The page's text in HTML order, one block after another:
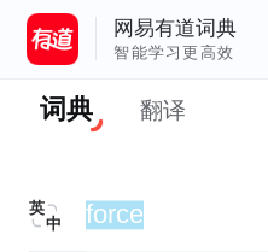
网易有道词典
智能学习更高效
词典 翻译
英
中